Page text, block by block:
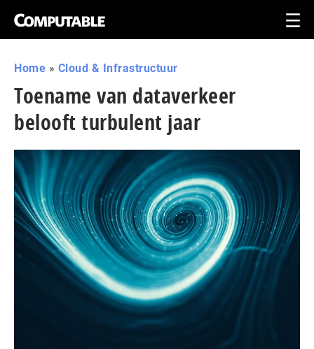
Home » Cloud & Infrastructuur
Toename van dataverkeer
belooft turbulent jaar